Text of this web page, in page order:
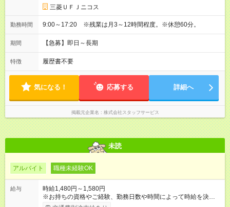
三菱ＵＦＪニコス
勤務時間 9:00～17:20 ※残業は月3～12時間程度。※休憩60分。
期間 【急募】即日～長期
特徴 履歴書不要
気になる！ 応募する 詳細へ
掲載元企業名 株式会社スタッフサービス
未読
アルバイト 職種未経験OK
給与
時給1,480円～1,580円
※お持ちの資格やご経験、勤務日数や時間によって時給を決定い
たします。 【試用期間】試用期間あり 試用期間の長さ：3ヶ月